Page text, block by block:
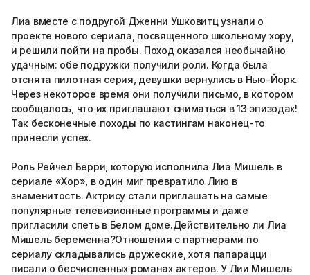
Лиа вместе с подругой Дженни Ушковитц узнали о
проекте нового сериала, посвященного школьному хору,
и решили пойти на пробы. Поход оказался необычайно
удачным: обе подружки получили роли. Когда была
отснята пилотная серия, девушки вернулись в Нью-Йорк.
Через некоторое время они получили письмо, в котором
сообщалось, что их приглашают сниматься в 13 эпизодах!
Так бесконечные походы по кастингам наконец-то
принесли успех.
Роль Рейчел Берри, которую исполнила Лиа Мишель в
сериале «Хор», в один миг превратило Лию в
знаменитость. Актрису стали приглашать на самые
популярные телевизионные программы и даже
пригласили спеть в Белом доме.Действительно ли Лиа
Мишель беременна?Отношения с партнерами по
сериалу складывались дружеские, хотя папарацци
писали о бесчисленных романах актеров. У Лии Мишель